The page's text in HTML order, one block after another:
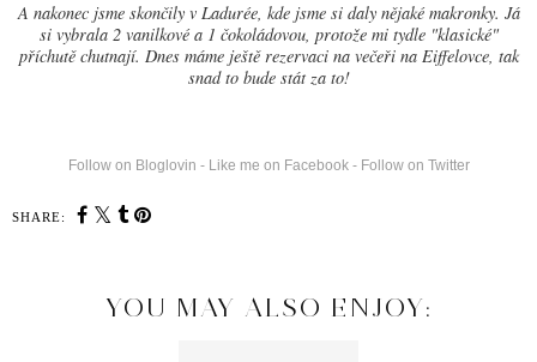
A nakonec jsme skončily v Ladurée, kde jsme si daly nějaké makronky. Já
si vybrala 2 vanilkové a 1 čokoládovou, protože mi tydle "klasické"
příchutě chutnají. Dnes máme ještě rezervaci na večeři na Eiffelovce, tak
snad to bude stát za to!
Follow on Bloglovin - Like me on Facebook- Follow on Twitter
SHARE:
YOU MAY ALSO ENJOY: